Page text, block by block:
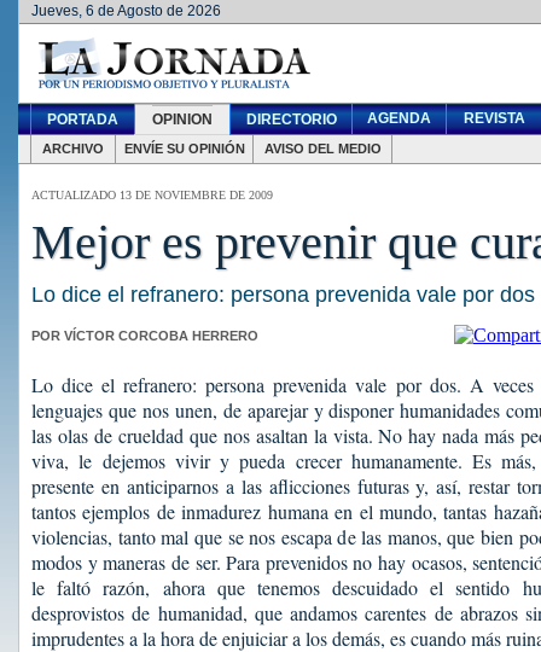
Jueves, 6 de Agosto de 2026
PORTADA OPINION DIRECTORIO AGENDA REVISTA
ARCHIVO ENVÍE SU OPINIÓN AVISO DEL MEDIO
ACTUALIZADO 13 DE NOVIEMBRE DE 2009
Mejor es prevenir que
Lo dice el refranero: persona prevenida vale por dos
POR VÍCTOR CORCOBA HERRERO
Lo dice el refranero: persona prevenida vale por dos. A veces
lenguajes que nos unen, de aparejar y disponer humanidades
las olas de crueldad que nos asaltan la vista. No hay nada más
viva, le dejemos vivir y pueda crecer humanamente. Es
presente en anticiparnos a las aflicciones futuras y, así, restar
tantos ejemplos de inmadurez humana en el mundo, tantas
violencias, tanto mal que se nos escapa de las manos, que bien
modos y maneras de ser. Para prevenidos no hay ocasos,
le faltó razón, ahora que tenemos descuidado el sentido
desprovistos de humanidad, que andamos carentes de abrazos
imprudentes a la hora de enjuiciar a los demás, es cuando más